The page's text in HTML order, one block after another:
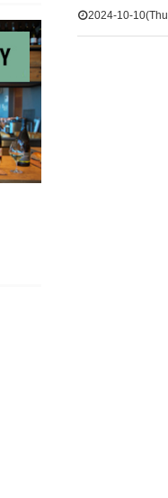
2024-10-